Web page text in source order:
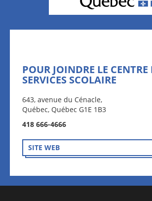
POUR JOINDRE LE CENTRE
SERVICES SCOLAIRE
643, avenue du Cénacle,
Québec, Québec G1E 1B3
418 666-4666
SITE WEB